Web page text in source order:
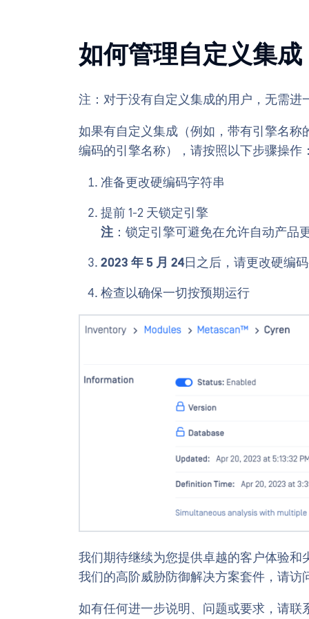
如何管理自定义集成
注：对于没有自定义集成的用户，无需进
如果有自定义集成（例如，带有引擎名称
编码的引擎名称），请按照以下步骤操作
准备更改硬编码字符串
提前 1-2 天锁定引擎
注：锁定引擎可避免在允许自动产品
2023 年 5 月 24日之后，请更改硬编
检查以确保一切按预期运行
我们期待继续为您提供卓越的客户体验和
我们的高阶威胁防御解决方案套件，请访
如有任何进一步说明、问题或要求，请联